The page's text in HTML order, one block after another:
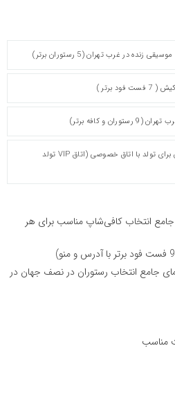
زنده در غرب تهران (5 رستوران برتر)
برتر )
و کافه برتر)
کافه‌های تهران برای تولد با اتاق خصوصی (اتاق VIP تولد
جامع انتخاب کافی‌شاپ مناسب برای هر
جامع انتخاب رستوران در نصف جهان در
مناسب